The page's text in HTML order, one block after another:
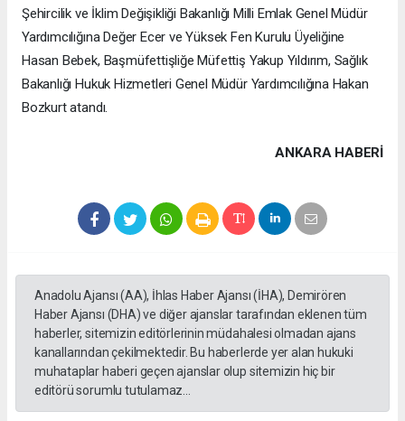
Şehircilik ve İklim Değişikliği Bakanlığı Milli Emlak Genel Müdür
Yardımcılığına Değer Ecer ve Yüksek Fen Kurulu Üyeliğine
Hasan Bebek, Başmüfettişliğe Müfettiş Yakup Yıldırım, Sağlık
Bakanlığı Hukuk Hizmetleri Genel Müdür Yardımcılığına Hakan
Bozkurt atandı.
ANKARA HABERİ
Anadolu Ajansı (AA), İhlas Haber Ajansı (İHA), Demirören
Haber Ajansı (DHA) ve diğer ajanslar tarafından eklenen tüm
haberler, sitemizin editörlerinin müdahalesi olmadan ajans
kanallarından çekilmektedir. Bu haberlerde yer alan hukuki
muhataplar haberi geçen ajanslar olup sitemizin hiç bir
editörü sorumlu tutulamaz...